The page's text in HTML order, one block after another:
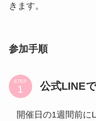
きます。
参加手順
STEP 公式LINE
開催日の1週間前に